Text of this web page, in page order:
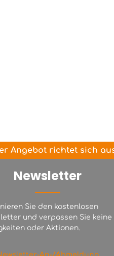
Angebot richtet sich
Newsletter
Sie den kostenlosen
und verpassen Sie keine
oder Aktionen.